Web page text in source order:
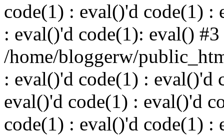
code(1) : eval()'d code(1) :
: eval()'d code(1): eval() #3
/home/bloggerw/
: eval()'d code(1) : eval()'d
eval()'d code(1) : eval()'d
code(1) : eval()'d code(1) :